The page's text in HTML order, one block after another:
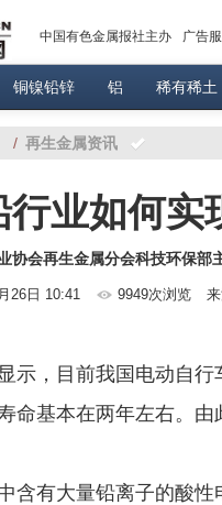
中国有色金属报社主办 广告
铜镍铅锌 铝 稀有稀土
/ 再生金属资讯
行业如何实
会再生金属分会科技环保部
26日 10:41 9949次浏览 来
，目前我国电动自行
命基本在两年左右。
有大量铅离子的酸性